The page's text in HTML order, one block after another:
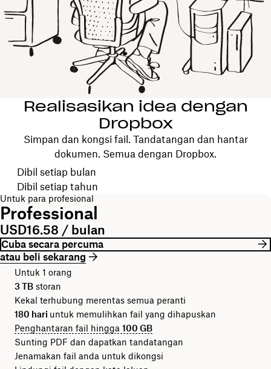
Realisasikan idea dengan
Dropbox
Simpan dan kongsi fail. Tandatangan dan hantar
dokumen. Semua dengan Dropbox.
Pilih kitaran bil anda
Dibil setiap bulan
Dibil setiap tahun
Untuk para profesional
Professional
USD16.58 / bulan
Cuba secara percuma
atau beli sekarang
Untuk 1 orang
3 TB storan
Kekal terhubung merentas semua peranti
180 hari untuk memulihkan fail yang dihapuskan
Penghantaran fail hingga 100 GB
Sunting PDF dan dapatkan tandatangan
Jenamakan fail anda untuk dikongsi